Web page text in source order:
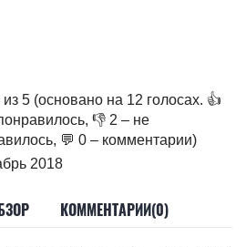
из 5 (основано на 12 голосах. 👍
👎 2 – не
💬 0 – комментарии)
2018
КОММЕНТАРИИ(0)